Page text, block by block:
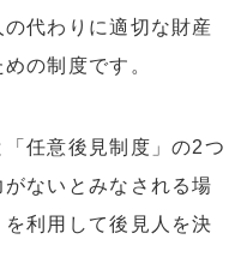
代わりに適切な財産
の制度です。
任意後見制度」の2つ
ないとみなされる場
利用して後見人を決